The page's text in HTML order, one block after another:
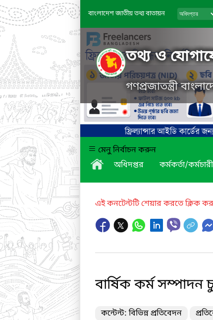
বাংলাদেশ জাতীয় তথ্য বাতায়ন
তথ্য ও
গণপ্রজাতন্ত্রী
মেনু নির্বাচন করুন
অধিদপ্তর
কর্মকর্তা/কর্মচারী
এই কনটেন্টটি শেয়ার করতে ক্লিক
বার্ষিক কর্ম
কন্টেন্ট: বিভিন্ন প্রতিবেদন